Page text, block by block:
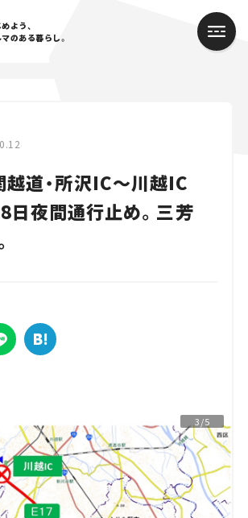
よう、
のある暮らし。
越道・所沢IC～川越IC
日夜間通行止め。三芳
3/5